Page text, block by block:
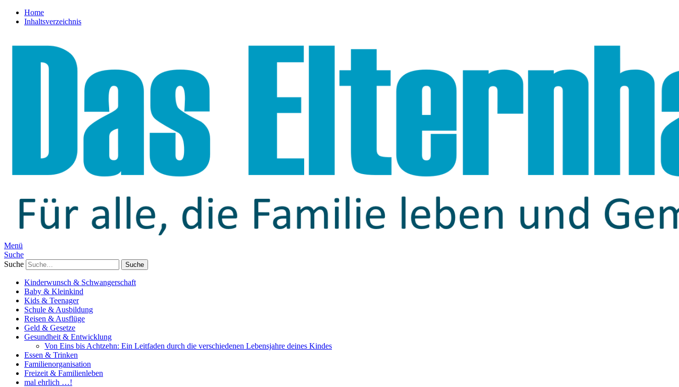
Home
Inhaltsverzeichnis
Menü
Suche
Suche
Kinderwunsch & Schwangerschaft
Baby & Kleinkind
Kids & Teenager
Schule & Ausbildung
Reisen & Ausflüge
Geld & Gesetze
Gesundheit & Entwicklung
Von Eins bis Achtzehn: Ein Leitfaden durch die verschiedenen Lebensjahre deines Kindes
Essen & Trinken
Familienorganisation
Freizeit & Familienleben
mal ehrlich …!